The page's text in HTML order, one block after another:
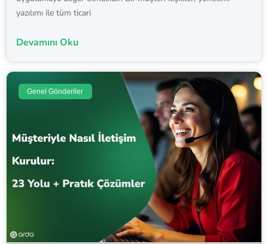
yazılımı ile tüm ticari
Devamını Oku
Genel Gönderiler